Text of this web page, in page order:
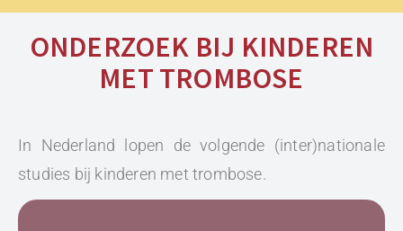
ONDERZOEK BIJ KINDEREN
MET TROMBOSE
In Nederland lopen de volgende (inter)nationale
studies bij kinderen met trombose.